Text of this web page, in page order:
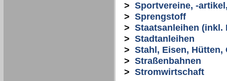
> Sportvereine, -
> Sprengstoff
> Staatsanleihen (inkl.
> Stadtanleihen
> Stahl, Eisen, Hütten,
> Straßenbahnen
> Stromwirtschaft